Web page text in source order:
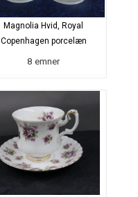
Magnolia Hvid, Royal
Copenhagen porcelæn
8 emner